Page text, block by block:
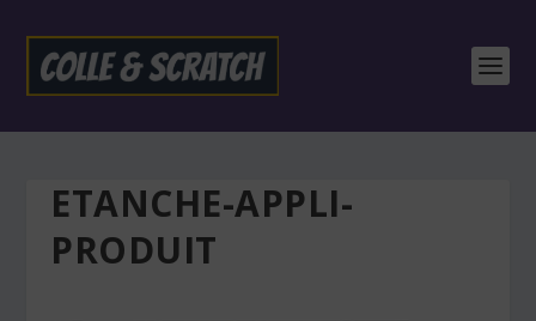
ETANCHE-APPLI-
PRODUIT